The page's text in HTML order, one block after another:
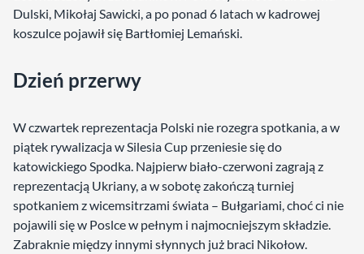
Dulski, Mikołaj Sawicki, a po ponad 6 latach w kadrowej
koszulce pojawił się Bartłomiej Lemański.
Dzień przerwy
W czwartek reprezentacja Polski nie rozegra spotkania, a w
piątek rywalizacja w Silesia Cup przeniesie się do
katowickiego Spodka. Najpierw biało-czerwoni zagrają z
reprezentacją Ukriany, a w sobotę zakończą turniej
spotkaniem z wicemsitrzami świata – Bułgariami, choć ci nie
pojawili się w Poslce w pełnym i najmocniejszym składzie.
Zabraknie między innymi słynnych już braci Nikołow.